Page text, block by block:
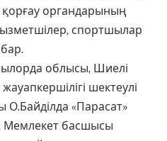
органдарының
спортшылар
облысы, Шиелі
шектеулі
О.Байділда «Парасат»
Мемлекет басшысы